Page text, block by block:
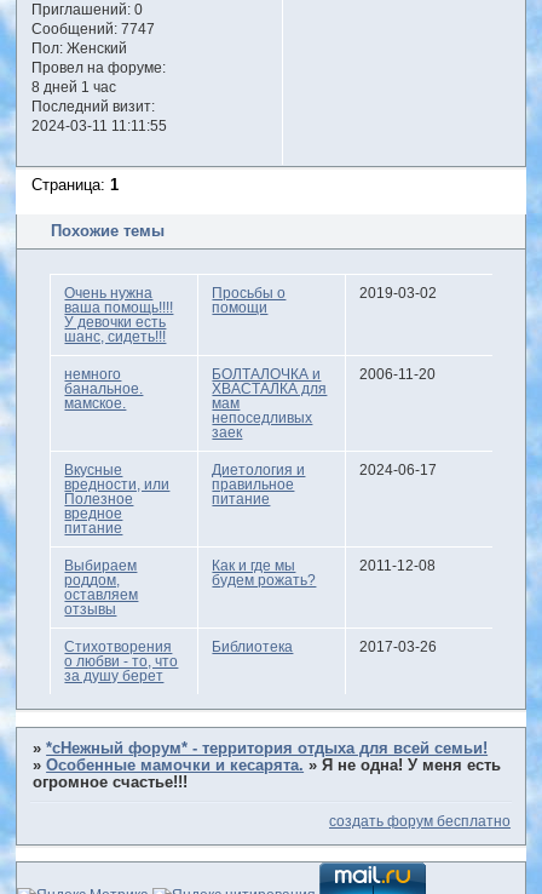
Приглашений:0
Сообщений:7747
Пол:Женский
Провел на форуме:
8 дней 1 час
Последний визит:
2024-03-11 11:11:55
Страница:1
Похожие темы
Очень нужна
ваша помощь!!!!
У девочки есть
шанс, сидеть!!!
Просьбы о
помощи
2019-03-02
немного
банальное.
мамское.
БОЛТАЛОЧКА и
ХВАСТАЛКА для
мам
непоседливых
заек
2006-11-20
Вкусные
вредности, или
Полезное
вредное
питание
Диетология и
правильное
питание
2024-06-17
Выбираем
роддом,
оставляем
отзывы
Как и где мы
будем рожать?
2011-12-08
Стихотворения
о любви - то, что
за душу берет
Библиотека 2017-03-26
»*сНежный форум* - территория отдыха для всей семьи!
»Особенные мамочки и кесарята. »Я не одна! У меня есть
огромное счастье!!!
создать форум бесплатно